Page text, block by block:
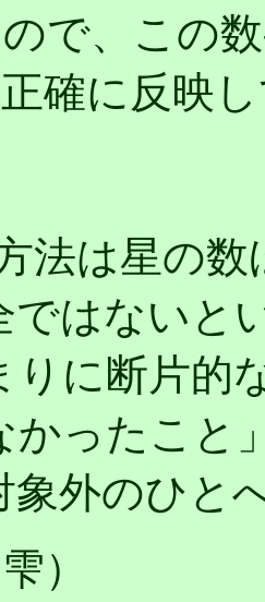
で、この
確に反映
法は星の
ではないと
りに断片的
かったこと
象外のひと
雫）